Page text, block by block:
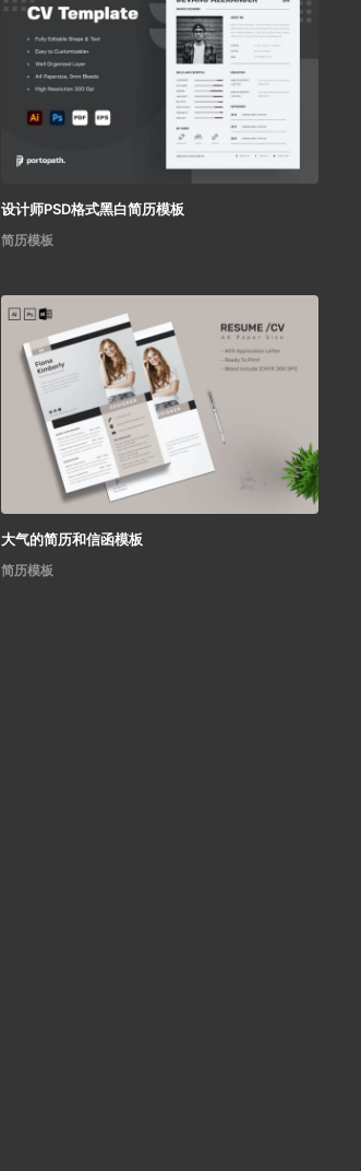
设计师PSD格式黑白简历模板
简历模板
大气的简历和信函模板
简历模板